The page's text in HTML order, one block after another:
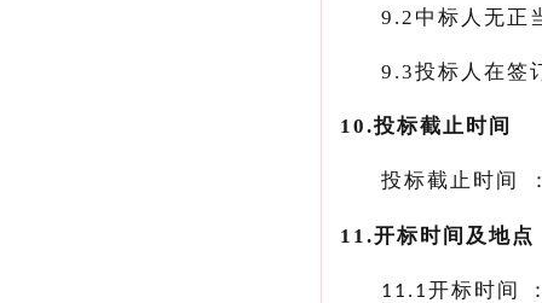
9.2 中标人无正
9.3投标人在签
10.投标截止时间
投标截止时间
11.开标时间及地点
11.1开标时间